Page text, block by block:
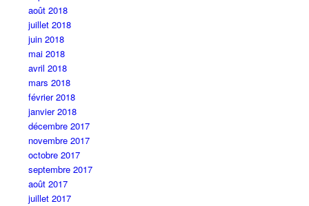
août 2018
juillet 2018
juin 2018
mai 2018
avril 2018
mars 2018
février 2018
janvier 2018
décembre 2017
novembre 2017
octobre 2017
septembre 2017
août 2017
juillet 2017